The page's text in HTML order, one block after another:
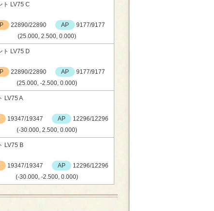
ト LV75 C
22890/22890 AP
9177/9177
(25.000, 2.500, 0.000)
ト LV75 D
22890/22890 AP
9177/9177
(25.000, -2.500, 0.000)
LV75 A
19347/19347 AP
12296/12296
(-30.000, 2.500, 0.000)
LV75 B
19347/19347 AP
12296/12296
(-30.000, -2.500, 0.000)